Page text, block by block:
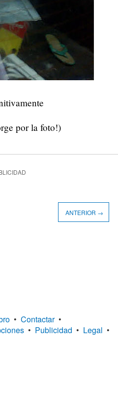
por la foto!)
ANTERIOR →
• Contactar •
• Publicidad • Legal •